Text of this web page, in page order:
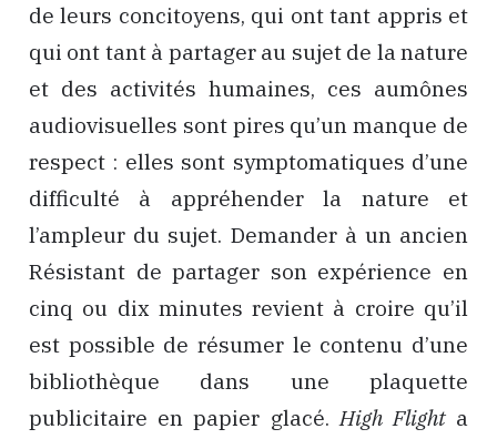
de leurs concitoyens, qui ont tant appris et
qui ont tant à partager au sujet de la nature
et des activités humaines, ces aumônes
audiovisuelles sont pires qu’un manque de
respect : elles sont symptomatiques d’une
difficulté à appréhender la nature et
l’ampleur du sujet. Demander à un ancien
Résistant de partager son expérience en
cinq ou dix minutes revient à croire qu’il
est possible de résumer le contenu d’une
bibliothèque dans une plaquette
publicitaire en papier glacé. High Flighta